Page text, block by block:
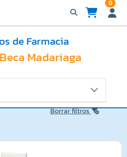
0
de Farmacia
Madariaga
Borrar filtros